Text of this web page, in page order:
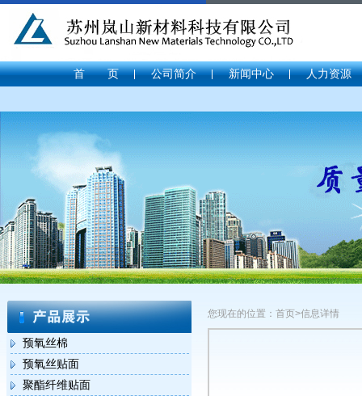
首 页 公司简介 新闻中心 人力资源
预氧丝棉
预氧丝贴面
聚酯纤维贴面
您现在的位置：首页>信息详情